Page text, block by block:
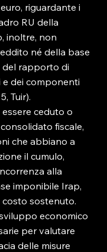
riguardante i
RU della
inoltre, non
né della base
del rapporto di
e dei componenti
Tuir).
ceduto o
fiscale,
che abbiano a
il cumulo,
alla
imponibile Irap,
sostenuto.
economico
per valutare
delle misure